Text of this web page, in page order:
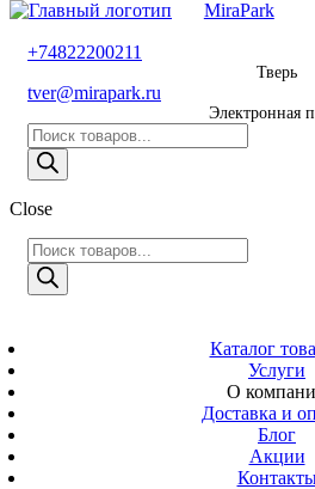
MiraPark
бесплатный
+74822200211
Электронная
Время работы
Тверь,
Калинина 3
MiraPark
+74822200211
Тверь
tver@mirapark.ru
Электронная
Поиск
товаров
Close
Поиск
товаров
Каталог
Услуги
О
Доставка и
Блог
Акции